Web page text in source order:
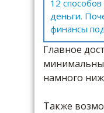
12
деньги.
финансы
Главное
намного
Также